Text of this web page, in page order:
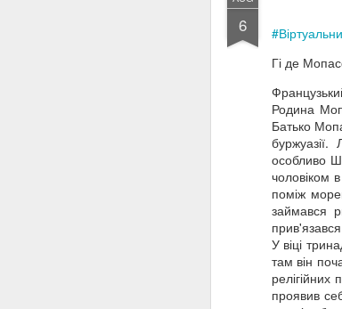
6 #
Гі де
Родина
Батько
особливо
чоловіком
поміж
займався
У віці
там він
проявив
120 років
Є люди, які
українська
був
собача
культурі.
Її поезія
про честь,
лише
У роки
залишити
камери
21 лютого